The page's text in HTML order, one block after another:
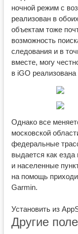
ночной режим с
реализован в
объектам тоже
возможность
следования и в
вместе, могу
в iGO
Однако все
московской
федеральные
выдается как
и населенные
на помощь
Garmin.
Установить из
Другие